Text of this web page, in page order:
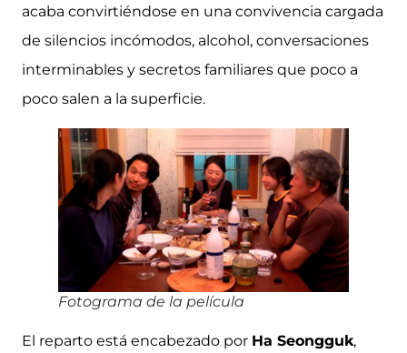
acaba convirtiéndose en una convivencia cargada
de silencios incómodos, alcohol, conversaciones
interminables y secretos familiares que poco a
poco salen a la superficie.
Fotograma de la película
El reparto está encabezado por Ha Seongguk,